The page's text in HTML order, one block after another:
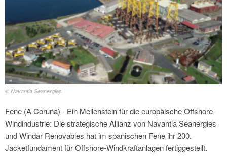
© Navantia Seanergies
Fene (A Coruña) - Ein Meilenstein für die europäische Offshore-
Windindustrie: Die strategische Allianz von Navantia Seanergies
und Windar Renovables hat im spanischen Fene ihr 200.
Jacketfundament für Offshore-Windkraftanlagen fertiggestellt.